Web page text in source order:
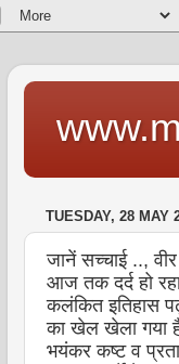
TUESDAY, 28 MAY
जानें सच्चाई ..,
आज तक दर्द हो
कलंकित इतिहास
का खेल खेला गया
भयंकर कष्ट व